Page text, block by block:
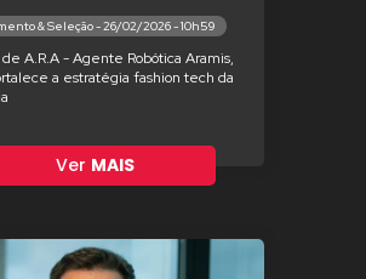
& Seleção - 26/02/2026 - 10h59
A.R.A - Agente Robótica Aramis,
a estratégia fashion tech da
Ver MAIS